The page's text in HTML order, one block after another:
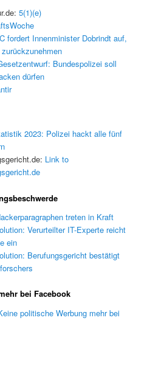
5(1)(e)
fordert Innenminister Dobrindt auf,
Bundespolizei soll
dürfen
2023: Polizei hackt alle fünf
Link to
treten in Kraft
Verurteilter IT-Experte reicht
ein
Berufungsgericht bestätigt
bei Facebook
politische Werbung mehr bei